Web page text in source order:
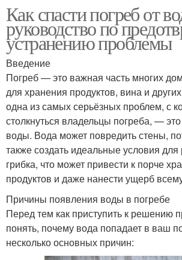
Как спасти погреб от
руководство по
устранению проблемы
Введение
Погреб — это важная часть многих
для хранения продуктов, вина и
одна из самых серьёзных проблем, с
столкнуться владельцы погреба, —
воды. Вода может повредить стены,
также создать идеальные условия для
грибка, что может привести к порче
продуктов и даже нанести ущерб
Причины появления воды в погребе
Перед тем как приступить к решению
понять, почему вода попадает в ваш
несколько основных причин: